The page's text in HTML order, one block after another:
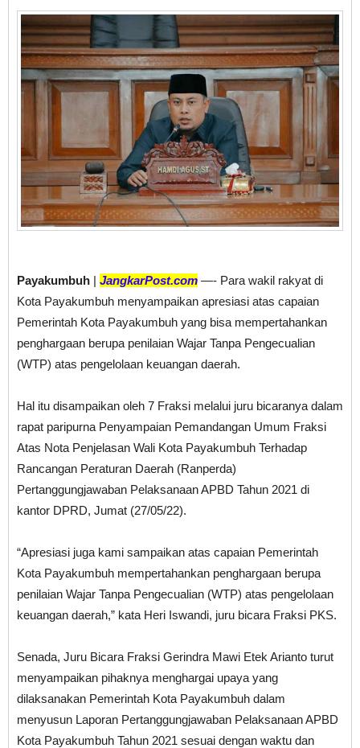
Payakumbuh | JangkarPost.com —- Para wakil rakyat di
Kota Payakumbuh menyampaikan apresiasi atas capaian
Pemerintah Kota Payakumbuh yang bisa mempertahankan
penghargaan berupa penilaian Wajar Tanpa Pengecualian
(WTP) atas pengelolaan keuangan daerah.
Hal itu disampaikan oleh 7 Fraksi melalui juru bicaranya dalam
rapat paripurna Penyampaian Pemandangan Umum Fraksi
Atas Nota Penjelasan Wali Kota Payakumbuh Terhadap
Rancangan Peraturan Daerah (Ranperda)
Pertanggungjawaban Pelaksanaan APBD Tahun 2021 di
kantor DPRD, Jumat (27/05/22).
“Apresiasi juga kami sampaikan atas capaian Pemerintah
Kota Payakumbuh mempertahankan penghargaan berupa
penilaian Wajar Tanpa Pengecualian (WTP) atas pengelolaan
keuangan daerah,” kata Heri Iswandi, juru bicara Fraksi PKS.
Senada, Juru Bicara Fraksi Gerindra Mawi Etek Arianto turut
menyampaikan pihaknya menghargai upaya yang
dilaksanakan Pemerintah Kota Payakumbuh dalam
menyusun Laporan Pertanggungjawaban Pelaksanaan APBD
Kota Payakumbuh Tahun 2021 sesuai dengan waktu dan